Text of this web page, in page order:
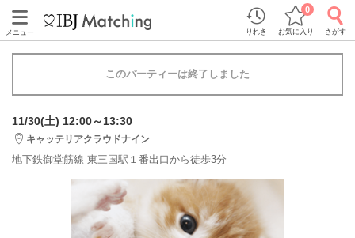
メニュー りれき お気に入り
0
さがす
このパーティーは終了しました
11/30(土) 12:00～13:30
キャッテリアクラウドナイン
地下鉄御堂筋線 東三国駅１番出口から徒歩3分